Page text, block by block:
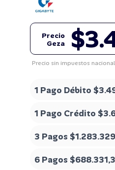
Precio
Geza
Precio sin impuestos
1 Pago Débito
1 Pago Crédito
3 Pagos
6 Pagos